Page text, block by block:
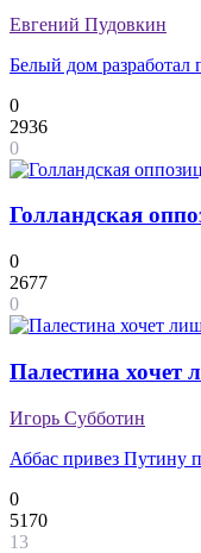
Евгений Пудовкин
Белый дом разработал
0
2936
0
Голландская
0
2677
0
Палестина
Игорь Субботин
Аббас привез Путину
0
5170
13